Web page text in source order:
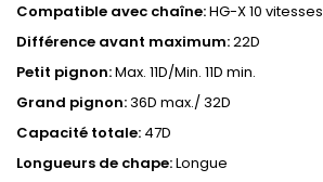
Compatible avec chaîne:HG-X 10 vitesses
Différence avant maximum:22D
Petit pignon:Max. 11D/Min. 11D min.
Grand pignon:36D max./ 32D
Capacité totale: 47D
Longueurs de chape:Longue